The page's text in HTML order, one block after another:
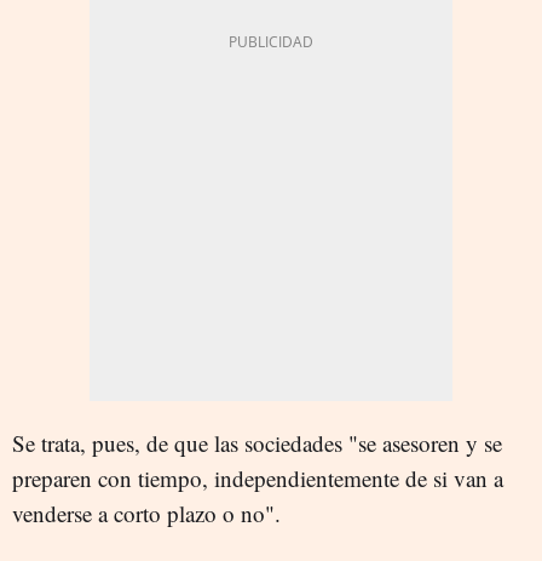
Se trata, pues, de que las sociedades "se asesoren y se
preparen con tiempo, independientemente de si van a
venderse a corto plazo o no".